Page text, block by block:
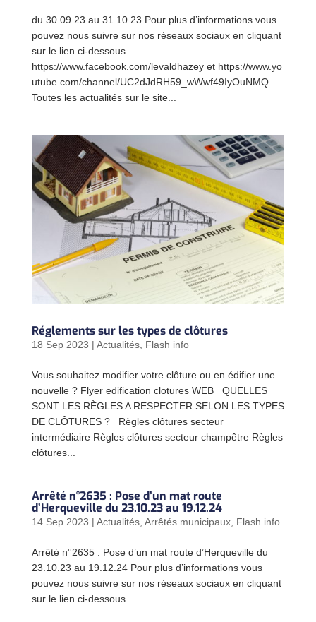
du 30.09.23 au 31.10.23 Pour plus d’informations vous
pouvez nous suivre sur nos réseaux sociaux en cliquant
sur le lien ci-dessous
https://www.facebook.com/levaldhazey et https://www.yo
utube.com/channel/UC2dJdRH59_wWwf49IyOuNMQ
Toutes les actualités sur le site...
Réglements sur les types de clôtures
18 Sep 2023 | Actualités, Flash info
Vous souhaitez modifier votre clôture ou en édifier une
nouvelle ? Flyer edification clotures WEB QUELLES
SONT LES RÈGLES A RESPECTER SELON LES TYPES
DE CLÔTURES ? Règles clôtures secteur
intermédiaire Règles clôtures secteur champêtre Règles
clôtures...
Arrêté n°2635 : Pose d’un mat route
d’Herqueville du 23.10.23 au 19.12.24
14 Sep 2023 | Actualités, Arrêtés municipaux, Flash info
Arrêté n°2635 : Pose d’un mat route d’Herqueville du
23.10.23 au 19.12.24 Pour plus d’informations vous
pouvez nous suivre sur nos réseaux sociaux en cliquant
sur le lien ci-dessous...